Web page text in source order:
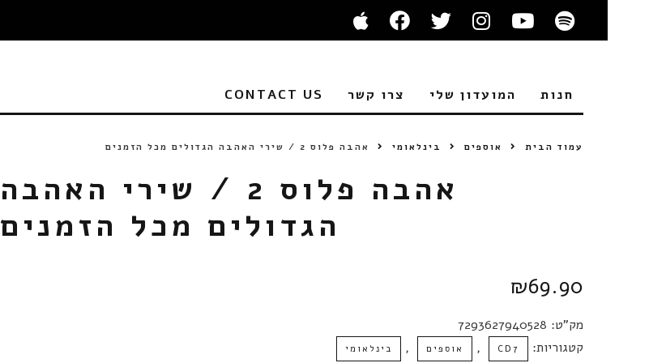
חנות המועדון שלי צרו קשר CONTACT US
עמוד הבית אוספים בינלאומי אהבה פלוס 2 / שירי האהבה הגדולים מכל הזמנים
אהבה פלוס 2 / שירי האהבה
הגדולים מכל הזמנים
₪69.90
מק"ט: 7293627940528
קטגוריות:
CD7
, אוספים , בינלאומי